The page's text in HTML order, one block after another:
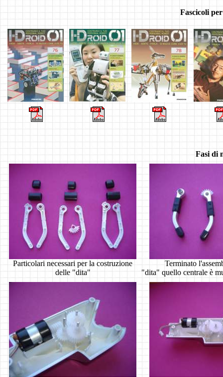
Fascicoli
Fasi di
Particolari necessari per la costruzione
delle "dita"
Terminato
"dita" quello centrale è